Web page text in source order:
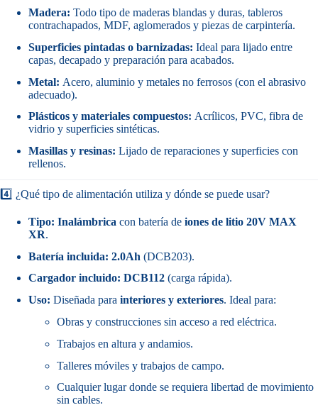
Madera: Todo tipo de maderas blandas y duras, tableros
contrachapados, MDF, aglomerados y piezas de carpintería.
Superficies pintadas o barnizadas: Ideal para lijado entre
capas, decapado y preparación para acabados.
Metal: Acero, aluminio y metales no ferrosos (con el abrasivo
adecuado).
Plásticos y materiales compuestos: Acrílicos, PVC, fibra de
vidrio y superficies sintéticas.
Masillas y resinas: Lijado de reparaciones y superficies con
rellenos.
4️⃣ ¿Qué tipo de alimentación utiliza y dónde se puede usar?
Tipo: Inalámbrica con batería de iones de litio 20V MAX
XR.
Batería incluida: 2.0Ah (DCB203).
Cargador incluido: DCB112 (carga rápida).
Uso: Diseñada para interiores y exteriores. Ideal para:
Obras y construcciones sin acceso a red eléctrica.
Trabajos en altura y andamios.
Talleres móviles y trabajos de campo.
Cualquier lugar donde se requiera libertad de movimiento
sin cables.